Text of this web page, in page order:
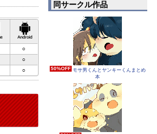
iPhone対応
○
○
○
同サークル作品
50%OFF モサ男くんとヤンキーくんまとめ
本